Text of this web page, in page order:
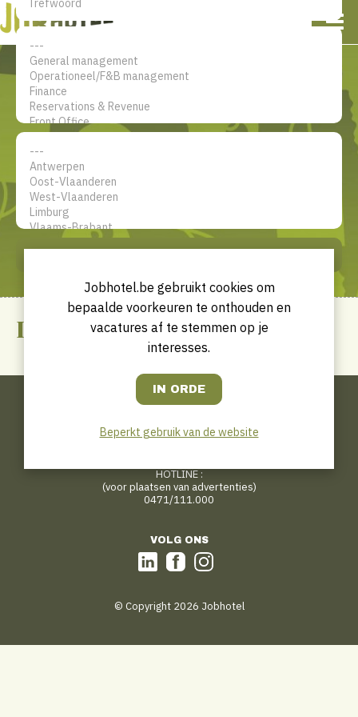
De jobsite voor hotel
professionals
Disclaimer
CONTACT
Jobhotel.be
B–2018 Antwerp
HOTLINE :
(voor plaatsen van advertenties)
0471/111.000
VOLG ONS
© Copyright 2026 Jobhotel
Jobhotel.be gebruikt cookies om
bepaalde voorkeuren te onthouden en
vacatures af te stemmen op je
interesses.
Beperkt gebruik van de website